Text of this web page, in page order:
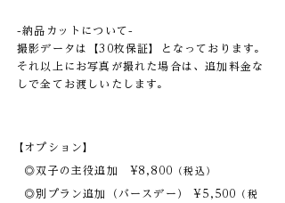
-納品カットについて-
撮影データは【30枚保証】となっております。
それ以上にお写真が撮れた場合は、追加料金な
しで全てお渡しいたします。
【オプション】
◎双子の主役追加 ¥8,800 （税込）
◎別プラン追加（バースデー） ¥5,500 （税